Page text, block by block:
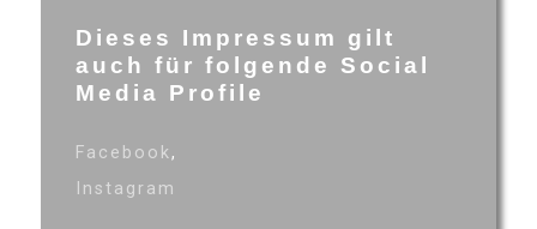
Dieses Impressum gilt
auch für folgende Social
Media Profile
Facebook,
Instagram